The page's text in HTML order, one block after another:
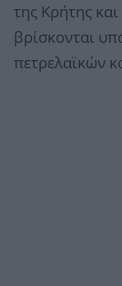
της Κρήτης
βρίσκονται
πετρελαϊκών